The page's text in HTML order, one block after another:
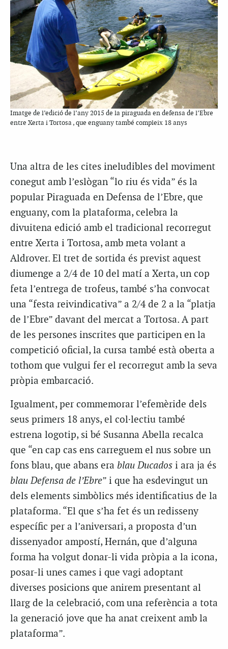
Imatge de l’edició de l’any 2015 de la piraguada en defensa de l’Ebre
entre Xerta i Tortosa , que enguany també compleix 18 anys
Una altra de les cites ineludibles del moviment
conegut amb l’eslògan “lo riu és vida” és la
popular Piraguada en Defensa de l’Ebre, que
enguany, com la plataforma, celebra la
divuitena edició amb el tradicional recorregut
entre Xerta i Tortosa, amb meta volant a
Aldrover. El tret de sortida és previst aquest
diumenge a 2/4 de 10 del matí a Xerta, un cop
feta l’entrega de trofeus, també s’ha convocat
una “festa reivindicativa” a 2/4 de 2 a la “platja
de l’Ebre” davant del mercat a Tortosa. A part
de les persones inscrites que participen en la
competició oficial, la cursa també està oberta a
tothom que vulgui fer el recorregut amb la seva
pròpia embarcació.
Igualment, per commemorar l’efemèride dels
seus primers 18 anys, el col·lectiu també
estrena logotip, si bé Susanna Abella recalca
que “en cap cas ens carreguem el nus sobre un
fons blau, que abans era blau Ducados i ara ja és
blau Defensa de l’Ebre” i que ha esdevingut un
dels elements simbòlics més identificatius de la
plataforma. “El que s’ha fet és un redisseny
específic per a l’aniversari, a proposta d’un
dissenyador ampostí, Hernán, que d’alguna
forma ha volgut donar-li vida pròpia a la icona,
posar-li unes cames i que vagi adoptant
diverses posicions que anirem presentant al
llarg de la celebració, com una referència a tota
la generació jove que ha anat creixent amb la
plataforma”.